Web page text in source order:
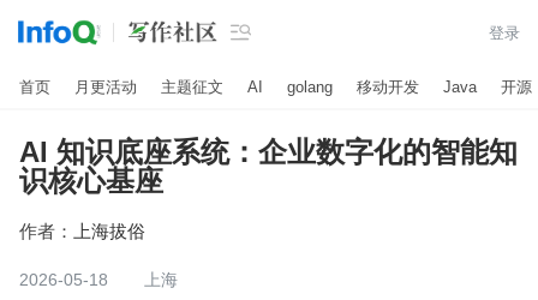
 登录
首页 月更活动 主题征文 AI golang 移动开发 Java 开源
AI 知识底座系统：企业数字化的智能知
识核心基座
作者： 上海拔俗
2026-05-18
上海